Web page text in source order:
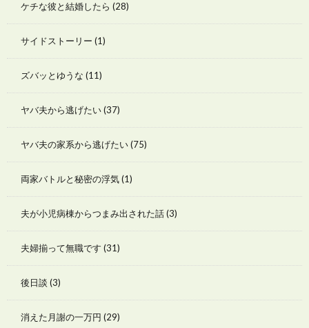
ケチな彼と結婚したら (28)
サイドストーリー (1)
ズバッとゆうな (11)
ヤバ夫から逃げたい(37)
ヤバ夫の家系から逃げたい(75)
両家バトルと秘密の浮気(1)
夫が小児病棟からつまみ出された話(3)
夫婦揃って無職です (31)
後日談 (3)
消えた月謝の一万円 (29)